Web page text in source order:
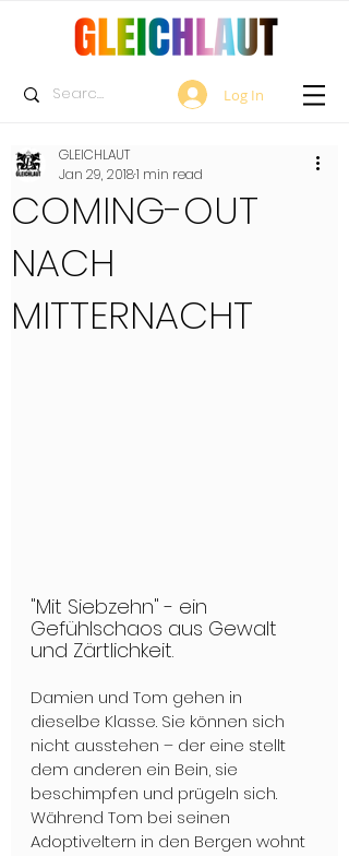
Log In
COMING-OUT
NACH
MITTERNACHT
GLEICHLAUT
Jan 29, 20181 min read
"Mit Siebzehn" - ein
Gefühlschaos aus Gewalt
und Zärtlichkeit.
Damien und Tom gehen in
dieselbe Klasse. Sie können sich
nicht ausstehen – der eine stellt
dem anderen ein Bein, sie
beschimpfen und prügeln sich.
Während Tom bei seinen
Adoptiveltern in den Bergen wohnt